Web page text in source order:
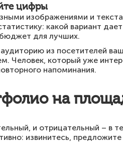
цифры
изображениями и
какой вариант
для лучших.
из посетителей
Человек, который уже
напоминания.
на
и отрицательный – в
извинитесь,